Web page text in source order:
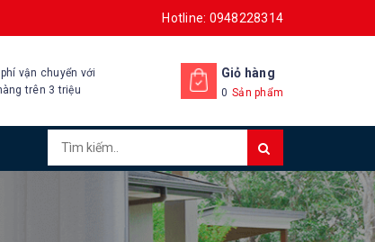
Hotline: 0948228314
phí vận chuyển với
trên 3 triệu
Giỏ hàng
0 Sản phẩm